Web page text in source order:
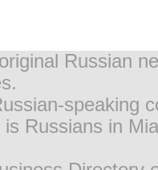
Russian
speaking
Russians in